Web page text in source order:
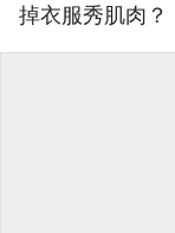
掉衣服秀肌肉？